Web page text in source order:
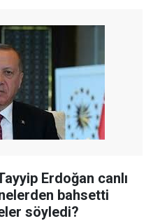
Erdoğan canlı
bahsetti
söyledi?